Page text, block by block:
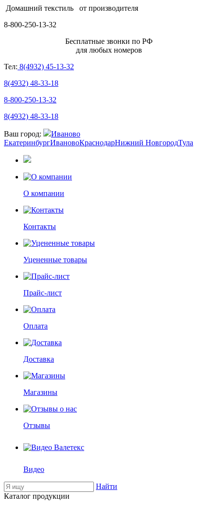
Домашний текстиль от производителя
8-800-250-13-32
Бесплатные звонки по РФ
для любых номеров
Тел: 8(4932) 45-13-32
8(4932) 48-33-18
8-800-250-13-32
8(4932) 48-33-18
Ваш город:
Иваново
ЕкатеринбургИвановоКраснодарНижний НовгородТула
О компании
Контакты
Уцененные товары
Прайс-лист
Оплата
Доставка
Магазины
Отзывы
Видео
Найти
Каталог продукции